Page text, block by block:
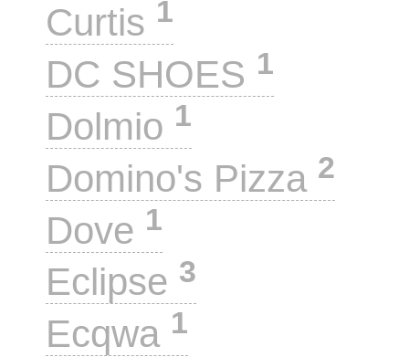
Curtis 1
DC SHOES 1
Dolmio 1
Domino's Pizza 2
Dove 1
Eclipse 3
Ecqwa 1